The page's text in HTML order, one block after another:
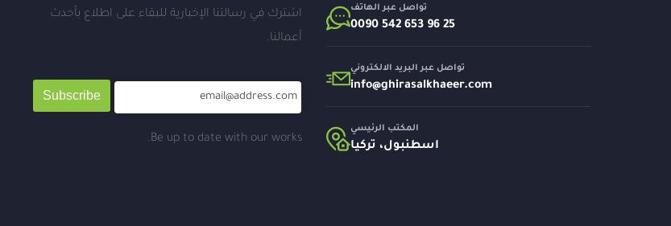
تواصل عبر الهاتف
⁦0090 542 653 96 25⁩
تواصل عبر البريد الالكتروني
info@ghirasalkhaeer.com
المكتب الرئيسي
اسطنبول، تركيا
اشترك في رسالتنا الإخبارية للبقاء على اطلاع بأحدث
أعمالنا.
Subscribe
Be up to date with our works.